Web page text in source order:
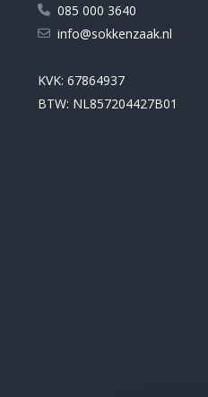
085 000 3640
info@sokkenzaak.nl
KVK: 67864937
BTW: NL857204427B01